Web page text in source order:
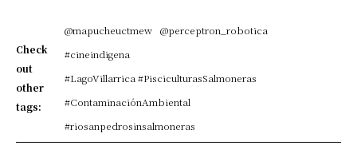
Check
out
other
tags:
@mapucheuctmew @perceptron_robotica
#cineindigena
#LagoVillarrica #PisciculturasSalmoneras
#ContaminaciónAmbiental
#riosanpedrosinsalmoneras